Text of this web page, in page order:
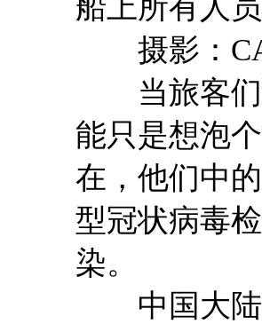
摄影：
当旅客们
能只是想泡
在，他们中
型冠状病毒
染。
中国大陆